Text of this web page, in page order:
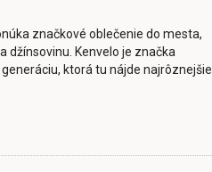
značkové oblečenie do mesta,
džínsovinu. Kenvelo je značka
ktorá tu nájde najrôznejšie